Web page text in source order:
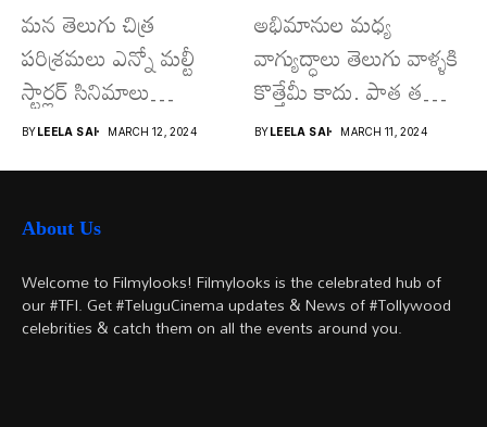
మన తెలుగు చిత్ర
పరిశ్రమలు ఎన్నో మల్టీ
స్టార్లర్ సినిమాలు
వచ్చాయి.. కొన్ని సినిమాలు
అయితే...
BYLEELA SAI MARCH 12, 2024
అభిమానుల మధ్య
వాగ్యుద్ధాలు తెలుగు వాళ్ళకి
కొత్తేమీ కాదు. పాత తరం
నటుల నుంచి నేటి...
BYLEELA SAI MARCH 11, 2024
About Us
Welcome to Filmylooks! Filmylooks is the celebrated hub of
our #TFI. Get #TeluguCinema updates & News of #Tollywood
celebrities & catch them on all the events around you.